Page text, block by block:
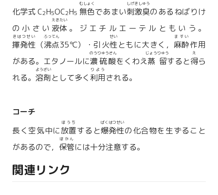
化学式 C2H5OC2H5 無色
むしょく
であまい刺激臭
しげきしゅう
のあるねばりけ
の小さい 液体
えきたい
。ジエチルエーテルともいう。
揮発性
きはつせい
（沸点
ふってん
35℃）・引火性
せい
ともに大きく， 麻酔
ますい
作用
がある。エタノールに濃硫酸
のうりゅうさん
をくわえ蒸留
じょうりゅう
すると得
え
ら
れる。 溶剤
ようざい
として多く利用
りよう
される。
コーチ
長く空気中に放置
ほうち
すると爆発
ばくはつ
性
せい
の化合物を生ずること
があるので， 保管
ほかん
には十分注意する。
関連リンク